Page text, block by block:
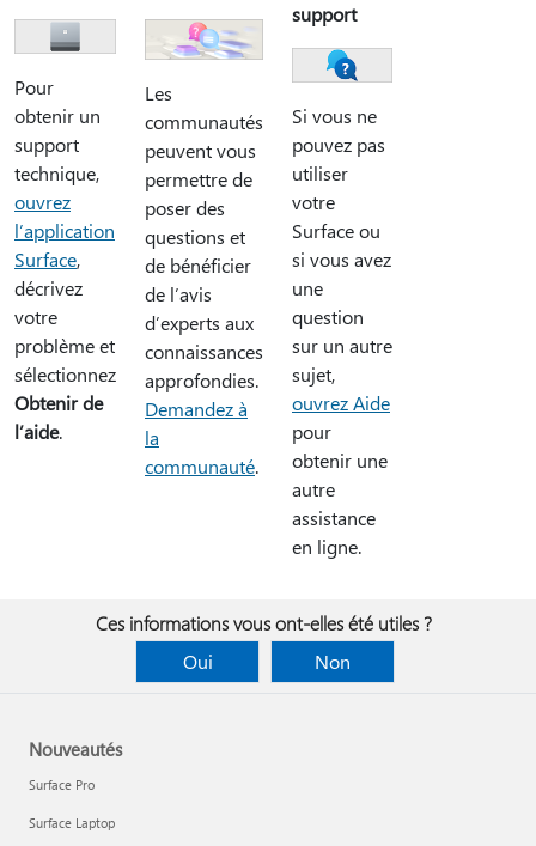
Pour
obtenir un
support
technique,
ouvrez
l’application
Surface,
décrivez
votre
problème et
sélectionnez
Obtenir de
l’aide.
Les
communautés
peuvent vous
permettre de
poser des
questions et
de bénéficier
de l’avis
d’experts aux
connaissances
approfondies.
Demandez à
la
communauté.
support
Si vous ne
pouvez pas
utiliser
votre
Surface ou
si vous avez
une
question
sur un autre
sujet,
ouvrez Aide
pour
obtenir une
autre
assistance
en ligne.
Ces informations vous ont-elles été utiles ?
Oui
Non
Nouveautés
Surface Pro
Surface Laptop